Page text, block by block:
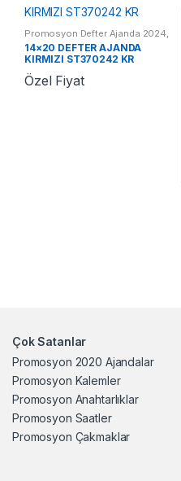
Promosyon Defter Ajanda 2024
Promosyon 2024 Ajandalar
14×20 DEFTER AJANDA
KIRMIZI ST370242 KR
Özel Fiyat
Çok Satanlar
Promosyon 2020 Ajandalar
Promosyon Kalemler
Promosyon Anahtarlıklar
Promosyon Saatler
Promosyon Çakmaklar